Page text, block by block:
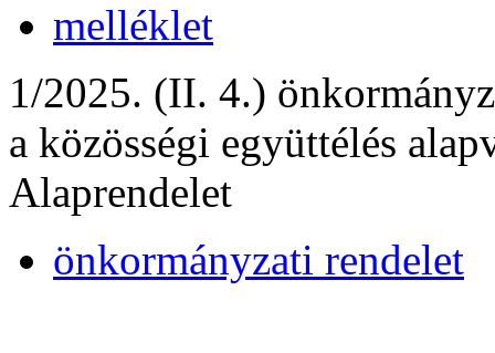
melléklet
1/2025. (II. 4.)
a közösségi együttélés
Alaprendelet
önkormányzati rendelet